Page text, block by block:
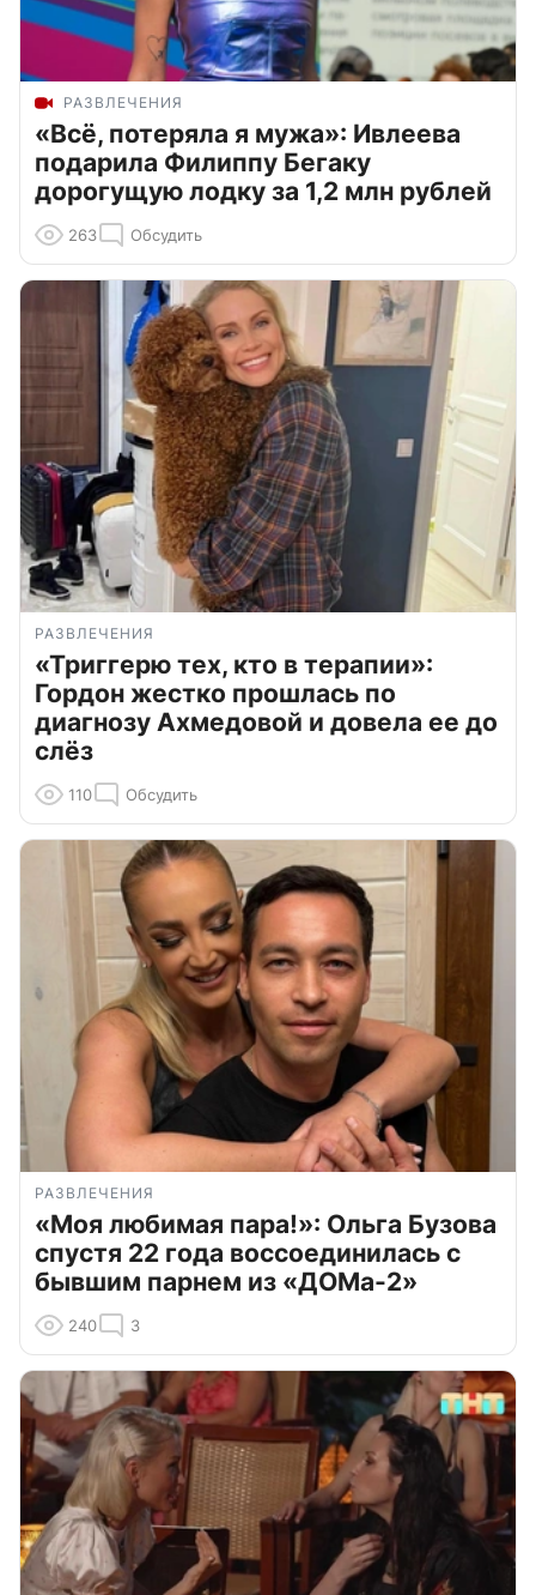
РАЗВЛЕЧЕНИЯ
«Всё, потеряла я мужа»: Ивлеева
подарила Филиппу Бегаку
дорогущую лодку за 1,2 млн рублей
263 Обсудить
РАЗВЛЕЧЕНИЯ
«Триггерю тех, кто в терапии»:
Гордон жестко прошлась по
диагнозу Ахмедовой и довела ее до
слёз
110 Обсудить
РАЗВЛЕЧЕНИЯ
«Моя любимая пара!»: Ольга Бузова
спустя 22 года воссоединилась с
бывшим парнем из «ДОМа-2»
240 3